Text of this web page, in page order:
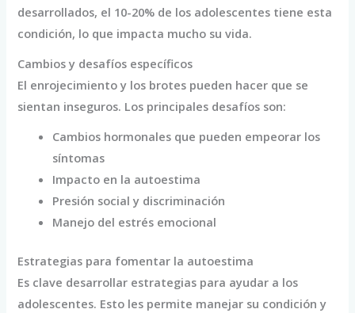
desarrollados, el 10-20% de los adolescentes tiene esta
condición, lo que impacta mucho su vida.
Cambios y desafíos específicos
El enrojecimiento y los brotes pueden hacer que se
sientan inseguros. Los principales desafíos son:
Cambios hormonales que pueden empeorar los
síntomas
Impacto en la autoestima
Presión social y discriminación
Manejo del estrés emocional
Estrategias para fomentar la autoestima
Es clave desarrollar estrategias para ayudar a los
adolescentes. Esto les permite manejar su condición y